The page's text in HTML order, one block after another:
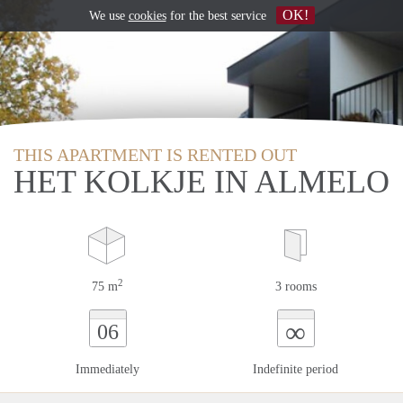
THIS APARTMENT IS RENTED OUT
HET KOLKJE IN ALMELO
75 m2 3 rooms
06
Immediately
∞
Indefinite period
We use cookiesfor the best service OK!